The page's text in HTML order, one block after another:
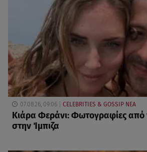
07.08.26, 09:06 CELEBRITIES & GOSSIP ΝΕΑ
Κιάρα Φεράνι: Φωτογραφίες από
στην Ίμπιζα